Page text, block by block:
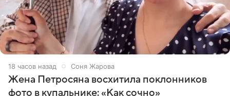
18 часов назад Соня Жарова
Жена Петросяна восхитила поклонников
фото в купальнике: «Как сочно»